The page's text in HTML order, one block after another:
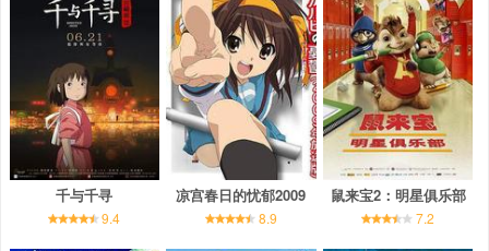
千与千寻
9.4
凉宫春日的忧郁2009
8.9
鼠来宝2：明星俱乐部
7.2